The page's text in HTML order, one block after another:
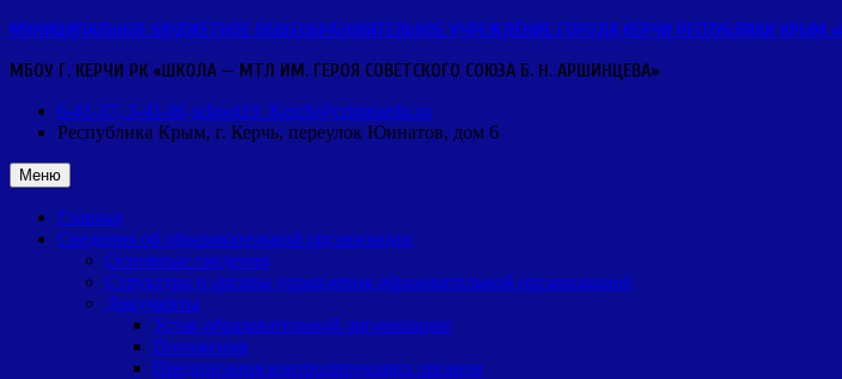
Перейти
содержимому
МУНИЦИПАЛЬНОЕ БЮДЖЕТНОЕ ОБЩЕОБРАЗОВАТЕЛЬНОЕ УЧРЕЖДЕНИЕ ГОРОДА КЕРЧИ РЕСПУБЛИКИ КРЫМ
МБОУ Г. КЕРЧИ РК «ШКОЛА — МТЛ ИМ. ГЕРОЯ СОВЕТСКОГО СОЮЗА Б. Н. АРШИНЦЕВА»
6-41-37, 3-41-06 school19_Kerch@crimeaedu.ru
Республика Крым, г. Керчь, переулок Юннатов, дом 6
Меню
Главная
Сведения об образовательной организации
Основные сведения
Структура и органы управления образовательной организацией
Документы
Устав образовательной организации
Положения
Предписания контролирующих органов